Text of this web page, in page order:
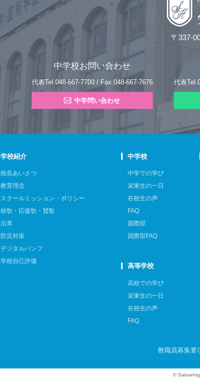
〒337-
中学校お問い合わせ
代表Tel.048-667-7700 / Fax.048-667-7676
中学問い合わせ
代表
学校紹介
校長あいさつ
教育理念
スクールミッション・ポリシー
校歌・応援歌・賛歌
沿革
防災対策
デジタルパンフ
学校自己評価
中学校
中学での学び
栄東生の一日
在校生の声
FAQ
国際部
国際部FAQ
高等学校
高校での学び
栄東生の一日
在校生の声
FAQ
教職員募集要
©